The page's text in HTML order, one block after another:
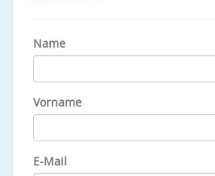
Name
Vorname
E-Mail